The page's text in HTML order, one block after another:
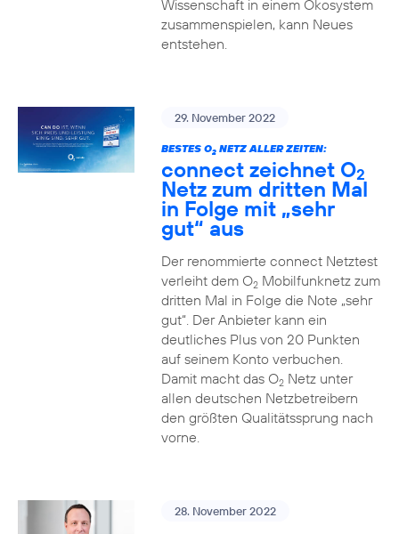
Wissenschaft in einem Ökosystem
zusammenspielen, kann Neues
entstehen.
29. November 2022
BESTES O2NETZ ALLER ZEITEN:
connect zeichnet O2
Netz zum dritten Mal
in Folge mit „sehr
gut“ aus
Der renommierte connect Netztest
verleiht dem O2Mobilfunknetz zum
dritten Mal in Folge die Note „sehr
gut“. Der Anbieter kann ein
deutliches Plus von 20 Punkten
auf seinem Konto verbuchen.
Damit macht das O2Netz unter
allen deutschen Netzbetreibern
den größten Qualitätssprung nach
vorne.
28. November 2022